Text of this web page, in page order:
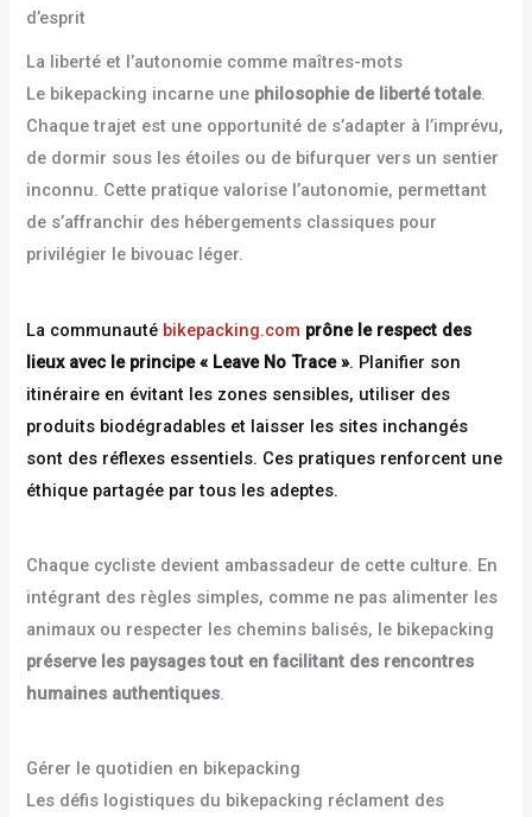
d’esprit
La liberté et l’autonomie comme maîtres-mots
Le bikepacking incarne une philosophie de liberté totale.
Chaque trajet est une opportunité de s’adapter à l’imprévu,
de dormir sous les étoiles ou de bifurquer vers un sentier
inconnu. Cette pratique valorise l’autonomie, permettant
de s’affranchir des hébergements classiques pour
privilégier le bivouac léger.
La communauté bikepacking.com prône le respect des
lieux avec le principe « Leave No Trace ». Planifier son
itinéraire en évitant les zones sensibles, utiliser des
produits biodégradables et laisser les sites inchangés
sont des réflexes essentiels. Ces pratiques renforcent une
éthique partagée par tous les adeptes.
Chaque cycliste devient ambassadeur de cette culture. En
intégrant des règles simples, comme ne pas alimenter les
animaux ou respecter les chemins balisés, le bikepacking
préserve les paysages tout en facilitant des rencontres
humaines authentiques.
Gérer le quotidien en bikepacking
Les défis logistiques du bikepacking réclament des